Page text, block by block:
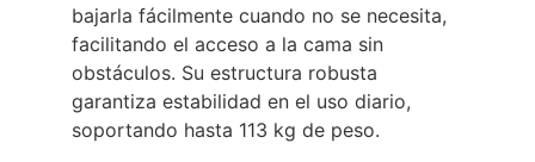
bajarla fácilmente cuando no se necesita,
facilitando el acceso a la cama sin
obstáculos. Su estructura robusta
garantiza estabilidad en el uso diario,
soportando hasta 113 kg de peso.